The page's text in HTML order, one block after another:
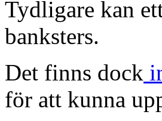
Tydligare kan
banksters.
Det finns dock
för att kunna